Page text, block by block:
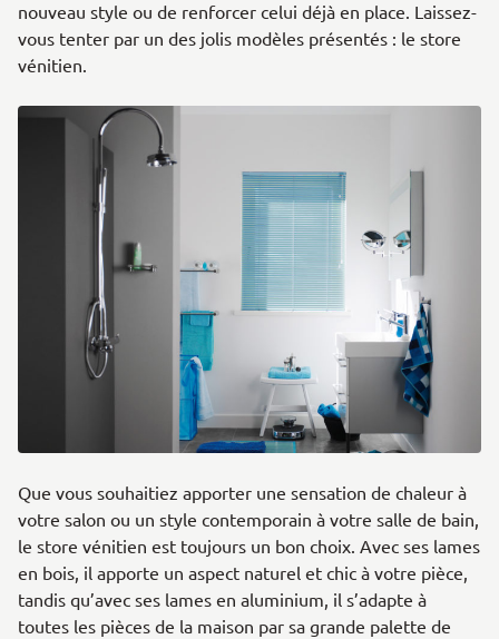
nouveau style ou de renforcer celui déjà en place. Laissez-
vous tenter par un des jolis modèles présentés : le store
vénitien.
Que vous souhaitiez apporter une sensation de chaleur à
votre salon ou un style contemporain à votre salle de bain,
le store vénitien est toujours un bon choix. Avec ses lames
en bois, il apporte un aspect naturel et chic à votre pièce,
tandis qu’avec ses lames en aluminium, il s’adapte à
toutes les pièces de la maison par sa grande palette de